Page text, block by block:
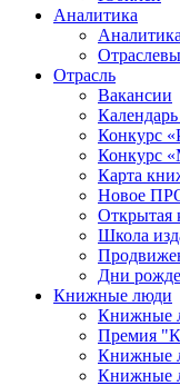
Аналитика
Отрасль
Вакансии
Конкурс
Конкурс
Карта
Новое
Открытая
Школа
Дни
Книжные люди
Книжные
Премия
Книжные
Книжные